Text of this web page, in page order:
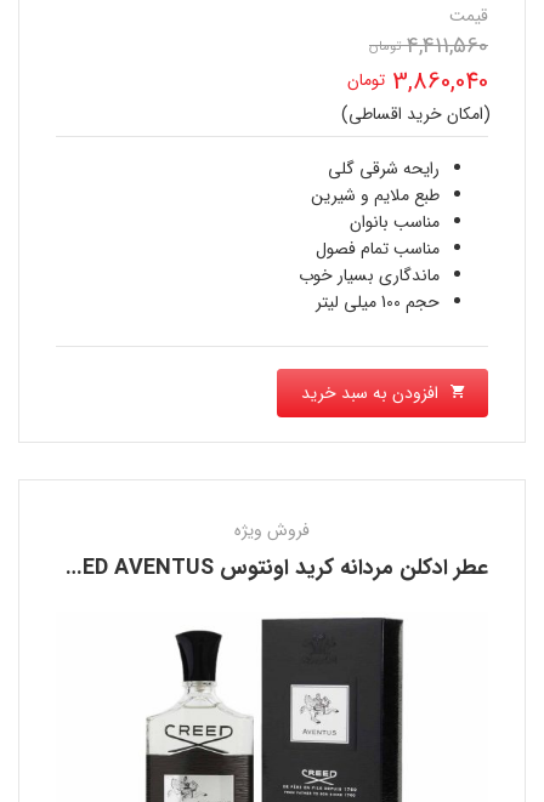
قیمت
4,411,560 تومان
اصلی
4,411,560 تومان
بود.
3,860,040 تومان
قیمت
فعلی
3,860,040 تومان
است.
(امکان خرید اقساطی)
رایحه شرقی گلی
طبع ملایم و شیرین
مناسب بانوان
مناسب تمام فصول
ماندگاری بسیار خوب
حجم 100 میلی لیتر
افزودن به سبد خرید
فروش ویژه
عطر ادکلن مردانه کرید اونتوس CREED AVENTUS